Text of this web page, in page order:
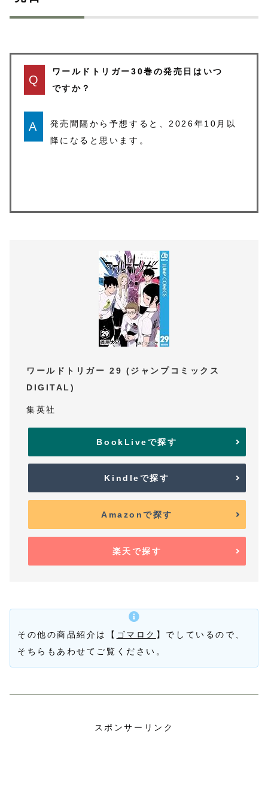
Q
ワールドトリガー30巻の発売日はいつ
ですか？
A
発売間隔から予想すると、2026年10月以
降になると思います。
ワールドトリガー 29 (ジャンプコミックス
DIGITAL)
集英社
BookLiveで探す
Kindleで探す
Amazonで探す
楽天で探す
その他の商品紹介は【 ゴマロク 】でしているので、
そちらもあわせてご覧ください。
スポンサーリンク